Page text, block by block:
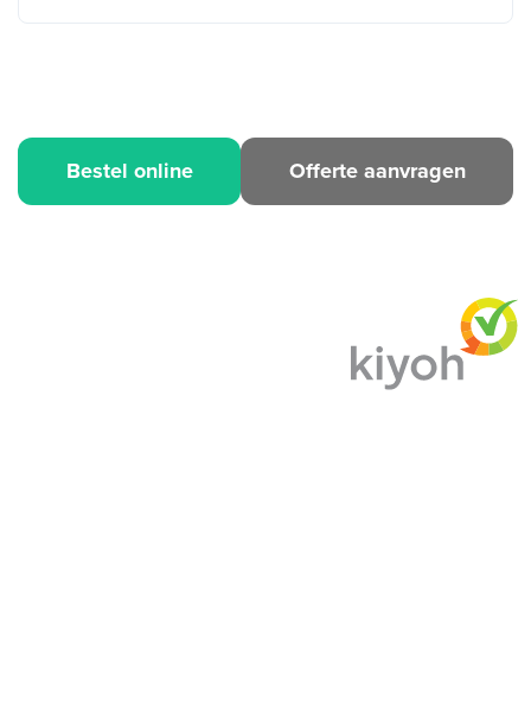
Bestel online Offerte aanvragen